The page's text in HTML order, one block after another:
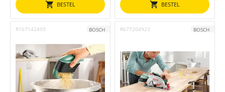
BESTEL BESTEL
R167142493 BOSCH R677204923 BOSCH